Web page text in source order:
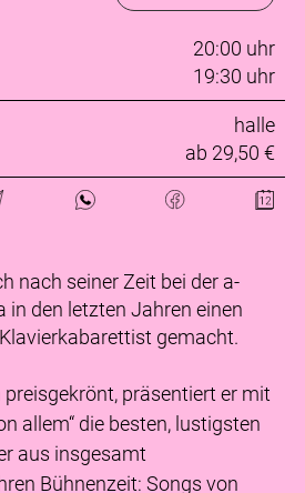
20:00 uhr
19:30 uhr
halle
ab 29,50 €
nach seiner Zeit bei der a-
in den letzten Jahren einen
gemacht.
präsentiert er mit
allem“ die besten, lustigsten
aus insgesamt
Bühnenzeit: Songs von